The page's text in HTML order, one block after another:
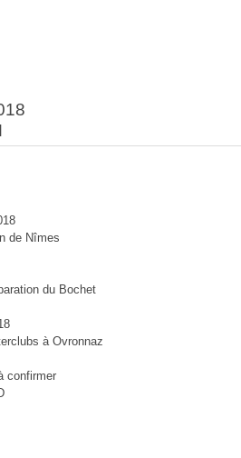
de Nîmes
du Bochet
à Ovronnaz
confirmer